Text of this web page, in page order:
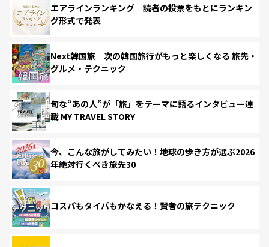
エアラインランキング 読者の投票をもとにランキン
グ形式で発表
Next韓国旅 次の韓国旅行がもっと楽しくなる 旅先・
グルメ・テクニック
旬な“あの人”が「旅」をテーマに語るインタビュー連
載 MY TRAVEL STORY
今、こんな旅がしてみたい！地球の歩き方が選ぶ2026
年絶対行くべき旅先30
コスパもタイパもかなえる！賢者の旅テクニック